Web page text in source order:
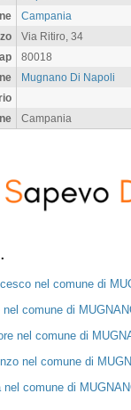
Campania
Via Ritiro, 34
80018
Mugnano Di Napoli
Campania
nel comune di
nel comune di
nel comune di
nel comune di
nel comune di